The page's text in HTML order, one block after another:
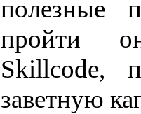
полезные
пройти
Skillcode,
заветную